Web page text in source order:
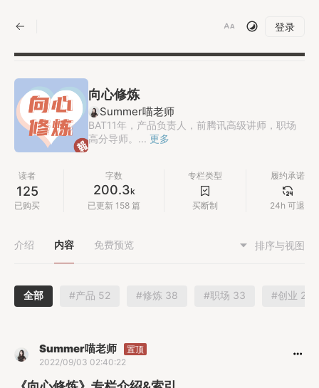
登录
向心修炼
Summer喵老师
BAT11年，产品负责人，前腾讯高级讲师，职场
高分导师。... 更多
读者
125
已购买
字数
200.3k
已更新 158 篇
专栏类型
买断制
履约承诺
24h 可退
介绍 内容 免费预览 排序与视图
全部 #产品 52 #修炼 38 #职场 33 #创业 21
Summer喵老师
置顶
2022/09/03 02:40:22